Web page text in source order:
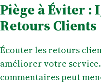
Piège à Éviter :
Retours Clients
Écouter les retours
améliorer votre
commentaires peut